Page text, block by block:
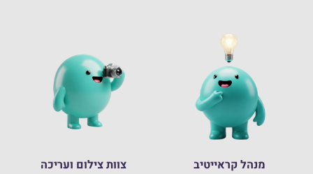
מנהל קראייטיב צוות צילום ועריכה